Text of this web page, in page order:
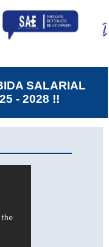
SALARIAL
- 2028 !!